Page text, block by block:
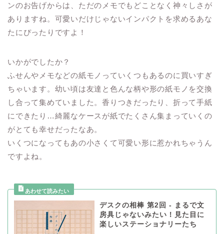
ンのお告げからは、ただのメモでもどことなく神々しさが
ありますね。可愛いだけじゃないインパクトを求めるあな
たにぴったりですよ！
いかがでしたか？
ふせんやメモなどの紙モノっていくつもあるのに買いすぎ
ちゃいます。幼い頃は友達と色んな柄や形の紙モノを交換
し合って集めていました。香りつきだったり、折って手紙
にできたり…綺麗なケースが紙でたくさん集まっていくの
がとても幸せだったなあ。
いくつになってもあの小さくて可愛い形に惹かれちゃうん
ですよね。
デスクの相棒 第2回 - まるで文
房具じゃないみたい！見た目に
楽しいステーショナリーたち